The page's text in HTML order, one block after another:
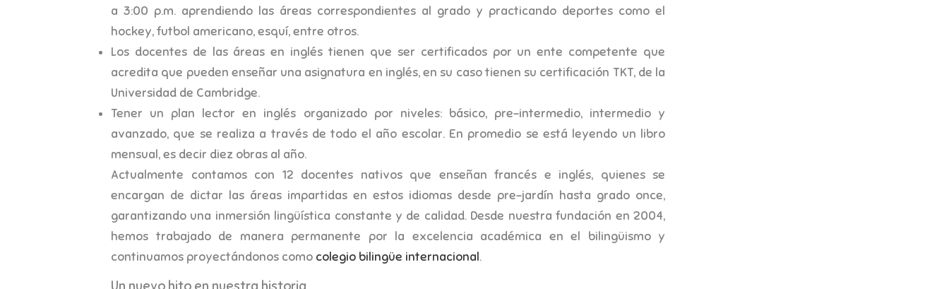
a 3:00 p.m. aprendiendo las áreas correspondientes al grado y practicando deportes como el
hockey, futbol americano, esquí, entre otros.
Los docentes de las áreas en inglés tienen que ser certificados por un ente competente que
acredita que pueden enseñar una asignatura en inglés, en su caso tienen su certificación TKT, de la
Universidad de Cambridge.
Tener un plan lector en inglés organizado por niveles: básico, pre-intermedio, intermedio y
avanzado, que se realiza a través de todo el año escolar. En promedio se está leyendo un libro
mensual, es decir diez obras al año.
Actualmente contamos con 12 docentes nativos que enseñan francés e inglés, quienes se
encargan de dictar las áreas impartidas en estos idiomas desde pre-jardín hasta grado once,
garantizando una inmersión lingüística constante y de calidad. Desde nuestra fundación en 2004,
hemos trabajado de manera permanente por la excelencia académica en el bilingüismo y
continuamos proyectándonos como colegio bilingüe internacional.